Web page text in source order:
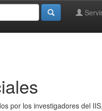
por los investigadores del